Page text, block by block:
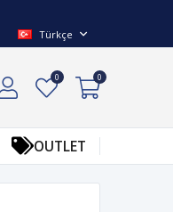
Türkçe
0 0
OUTLET